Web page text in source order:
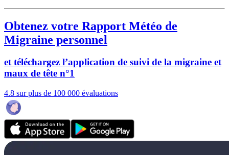
Obtenez votre Rapport Météo de
Migraine personnel
et téléchargez l’application de suivi de la migraine et
maux de tête n°1
4.8 sur plus de 100 000 évaluations